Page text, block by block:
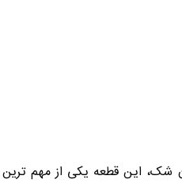
این قطعه یکی از مهم